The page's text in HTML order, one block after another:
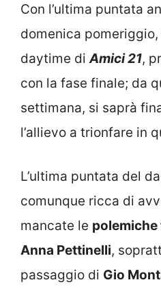
Con l’ultima puntata
domenica
daytime diAmici 21,
con la fase finale; da
settimana, si saprà
l’allievo a trionfare in
L’ultima puntata del
comunque ricca di
mancate le polemiche
Anna Pettinelli,
passaggio di Gio